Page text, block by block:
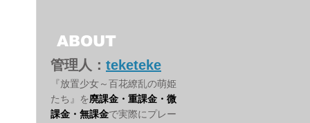
ABOUT
管理人： teketeke
『放置少女～百花繚乱の萌姫
たち』を廃課金・重課金・微
課金・無課金で実際にプレー